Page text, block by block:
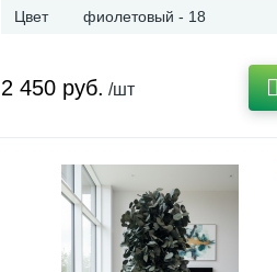
Цвет фиолетовый - 18
2 450 руб. /шт